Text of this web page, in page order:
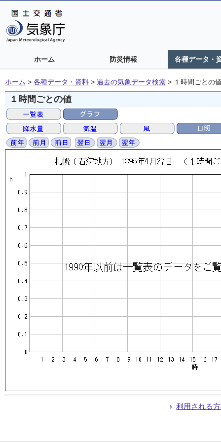
ホーム 防災情報 各種データ・
ホーム > 各種データ・資料 > 過去の気象データ検索 > １時間ごとの
１時間ごとの値
利用される